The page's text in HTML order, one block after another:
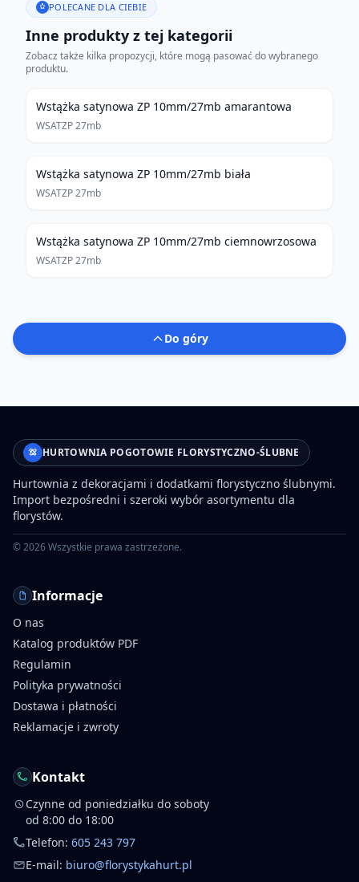
POLECANE DLA CIEBIE
Inne produkty z tej kategorii
Zobacz także kilka propozycji, które mogą pasować do wybranego
produktu.
Wstążka satynowa ZP 10mm/27mb amarantowa
WSATZP 27mb
Wstążka satynowa ZP 10mm/27mb biała
WSATZP 27mb
Wstążka satynowa ZP 10mm/27mb ciemnowrzosowa
WSATZP 27mb
Do góry
HURTOWNIA POGOTOWIE FLORYSTYCZNO-ŚLUBNE
Hurtownia z dekoracjami i dodatkami florystyczno ślubnymi.
Import bezpośredni i szeroki wybór asortymentu dla
florystów.
©2026Wszystkie prawa zastrzeżone.
Informacje
O nas
Katalog produktów PDF
Regulamin
Polityka prywatności
Dostawa i płatności
Reklamacje i zwroty
Kontakt
Czynne od poniedziałku do soboty
od 8:00 do 18:00
Telefon: 605 243 797
E-mail: biuro@florystykahurt.pl